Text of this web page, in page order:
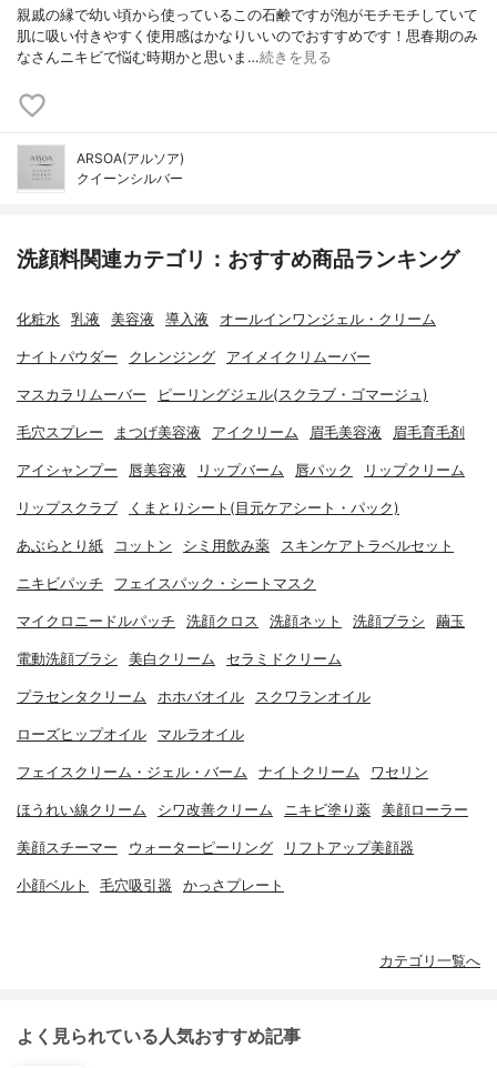
親戚の縁で幼い頃から使っているこの石鹸ですが泡がモチモチしていて
肌に吸い付きやすく使用感はかなりいいのでおすすめです！思春期のみ
なさんニキビで悩む時期かと思いま…続きを見る
ARSOA(アルソア)
クイーンシルバー
洗顔料関連カテゴリ：おすすめ商品ランキング
化粧水 乳液 美容液 導入液 オールインワンジェル・クリーム
ナイトパウダー クレンジング アイメイクリムーバー
マスカラリムーバー ピーリングジェル(スクラブ・ゴマージュ)
毛穴スプレー まつげ美容液 アイクリーム 眉毛美容液 眉毛育毛剤
アイシャンプー 唇美容液 リップバーム 唇パック リップクリーム
リップスクラブ くまとりシート(目元ケアシート・パック)
あぶらとり紙 コットン シミ用飲み薬 スキンケアトラベルセット
ニキビパッチ フェイスパック・シートマスク
マイクロニードルパッチ 洗顔クロス 洗顔ネット 洗顔ブラシ 繭玉
電動洗顔ブラシ 美白クリーム セラミドクリーム
プラセンタクリーム ホホバオイル スクワランオイル
ローズヒップオイル マルラオイル
フェイスクリーム・ジェル・バーム ナイトクリーム ワセリン
ほうれい線クリーム シワ改善クリーム ニキビ塗り薬 美顔ローラー
美顔スチーマー ウォーターピーリング リフトアップ美顔器
小顔ベルト 毛穴吸引器 かっさプレート
カテゴリ一覧へ
よく見られている人気おすすめ記事